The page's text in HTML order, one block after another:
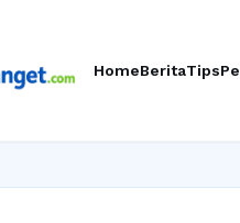
HomeBeritaTips